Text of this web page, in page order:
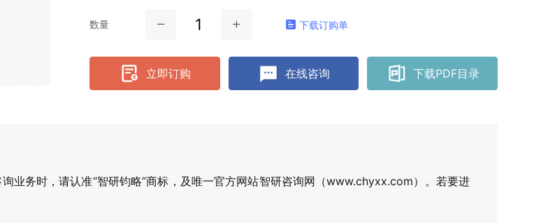
数量 下载订购单
立即订购 在线咨询 下载PDF目录
业务时，请认准“智研钧略”商标，及唯一官方网站智研咨询网（www.chyxx.com）。若要进